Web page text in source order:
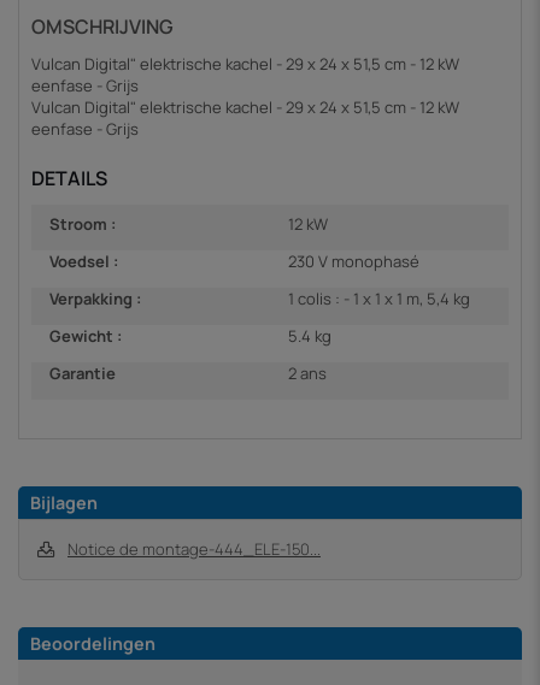
OMSCHRIJVING
Vulcan Digital" elektrische kachel - 29 x 24 x 51,5 cm - 12 kW
eenfase - Grijs
Vulcan Digital" elektrische kachel - 29 x 24 x 51,5 cm - 12 kW
eenfase - Grijs
DETAILS
Stroom :
12 kW
Voedsel :
230 V monophasé
Verpakking :
1 colis : - 1 x 1 x 1 m, 5,4 kg
Gewicht :
5.4 kg
Garantie
2 ans
Bijlagen
Notice de montage-444_ELE-150...
Beoordelingen